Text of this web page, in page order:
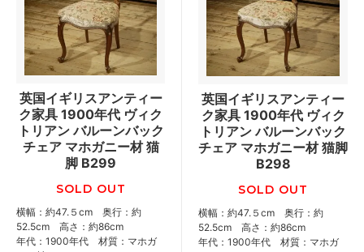
英国イギリスアンティー
ク家具 1900年代 ヴィク
トリアン バルーンバック
チェア マホガニー材 猫
脚 B299
SOLD OUT
横幅：約47.５cm 奥行：約
52.5cm 高さ：約86cm
年代：1900年代 材質：マホガ
英国イギリスアンティー
ク家具 1900年代 ヴィク
トリアン バルーンバック
チェア マホガニー材 猫脚
B298
SOLD OUT
横幅：約47.５cm 奥行：約
52.5cm 高さ：約86cm
年代：1900年代 材質：マホガ